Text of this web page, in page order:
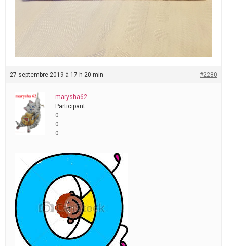
27 septembre 2019 à 17 h 20 min #2280
marysha62
Participant
0
0
0